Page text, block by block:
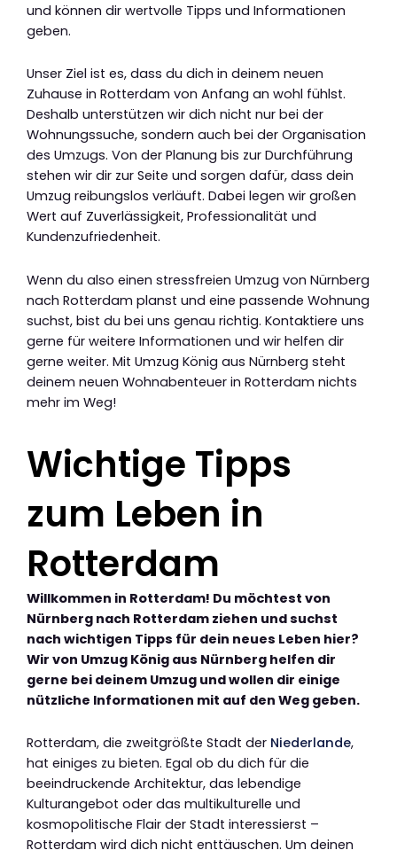
und können dir wertvolle Tipps und Informationen
geben.
Unser Ziel ist es, dass du dich in deinem neuen
Zuhause in Rotterdam von Anfang an wohl fühlst.
Deshalb unterstützen wir dich nicht nur bei der
Wohnungssuche, sondern auch bei der Organisation
des Umzugs. Von der Planung bis zur Durchführung
stehen wir dir zur Seite und sorgen dafür, dass dein
Umzug reibungslos verläuft. Dabei legen wir großen
Wert auf Zuverlässigkeit, Professionalität und
Kundenzufriedenheit.
Wenn du also einen stressfreien Umzug von Nürnberg
nach Rotterdam planst und eine passende Wohnung
suchst, bist du bei uns genau richtig. Kontaktiere uns
gerne für weitere Informationen und wir helfen dir
gerne weiter. Mit Umzug König aus Nürnberg steht
deinem neuen Wohnabenteuer in Rotterdam nichts
mehr im Weg!
Wichtige Tipps
zum Leben in
Rotterdam
Willkommen in Rotterdam! Du möchtest von
Nürnberg nach Rotterdam ziehen und suchst
nach wichtigen Tipps für dein neues Leben hier?
Wir von Umzug König aus Nürnberg helfen dir
gerne bei deinem Umzug und wollen dir einige
nützliche Informationen mit auf den Weg geben.
Rotterdam, die zweitgrößte Stadt der Niederlande,
hat einiges zu bieten. Egal ob du dich für die
beeindruckende Architektur, das lebendige
Kulturangebot oder das multikulturelle und
kosmopolitische Flair der Stadt interessierst –
Rotterdam wird dich nicht enttäuschen. Um deinen